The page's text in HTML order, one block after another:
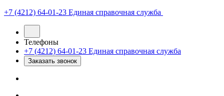
+7 (4212) 64-01-23 Единая справочная служба
Телефоны
+7 (4212) 64-01-23 Единая справочная служба
Заказать звонок